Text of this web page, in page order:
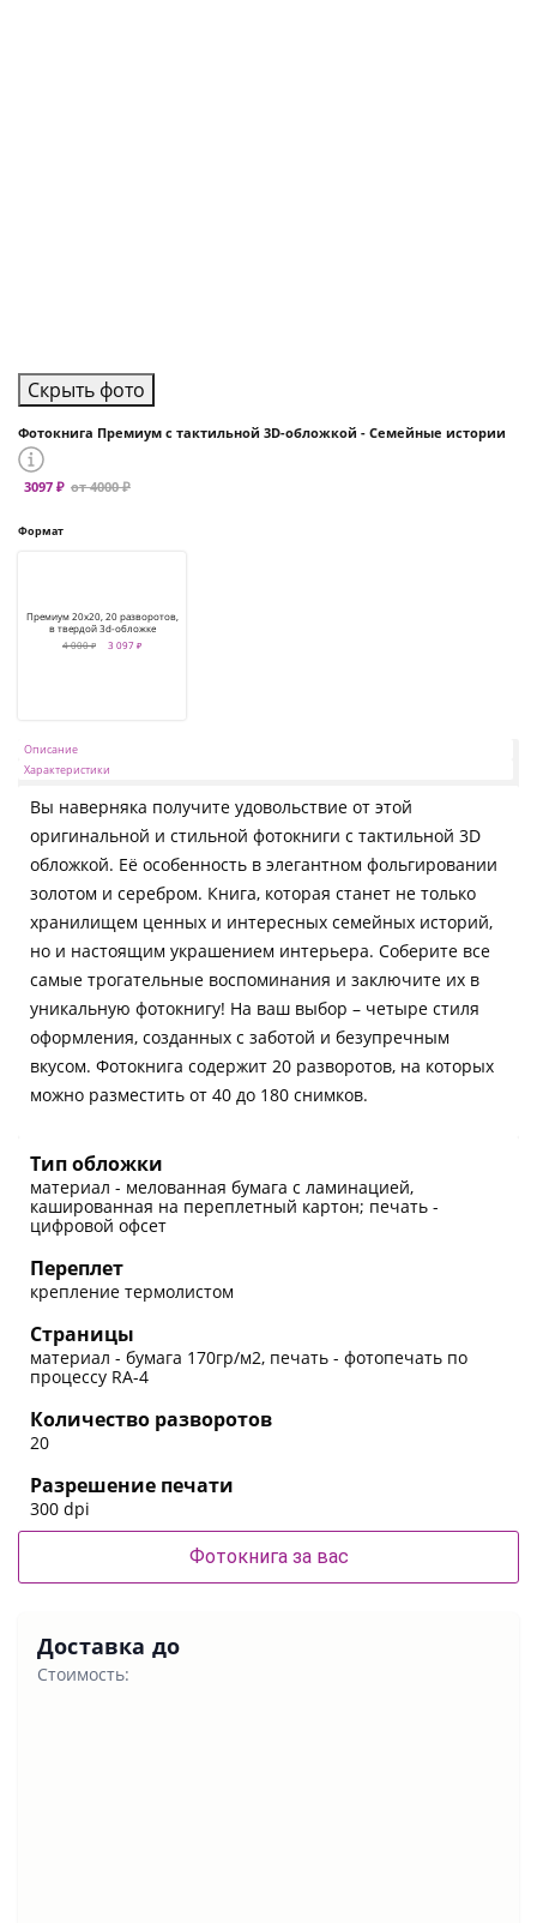
Скрыть фото
Фотокнига Премиум с тактильной 3D-обложкой - Семейные истории
3097 ₽ от 4000 ₽
Формат
Премиум 20x20, 20 разворотов,
в твердой 3d-обложке
4 000 ₽
3 097 ₽
Описание
Характеристики
Вы наверняка получите удовольствие от этой
оригинальной и стильной фотокниги с тактильной 3D
обложкой. Её особенность в элегантном фольгировании
золотом и серебром. Книга, которая станет не только
хранилищем ценных и интересных семейных историй,
но и настоящим украшением интерьера. Соберите все
самые трогательные воспоминания и заключите их в
уникальную фотокнигу! На ваш выбор – четыре стиля
оформления, созданных с заботой и безупречным
вкусом. Фотокнига содержит 20 разворотов, на которых
можно разместить от 40 до 180 снимков.
Тип обложки
материал - мелованная бумага с ламинацией,
кашированная на переплетный картон; печать -
цифровой офсет
Переплет
крепление термолистом
Страницы
материал - бумага 170гр/м2, печать - фотопечать по
процессу RA-4
Количество разворотов
20
Разрешение печати
300 dpi
Фотокнига за вас
Доставка до
Стоимость: